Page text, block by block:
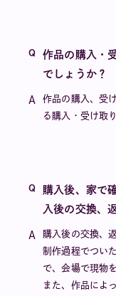
作品の購入・
でしょうか？
作品の購入、受
る購入・受け取
購入後、家で
入後の交換、
購入後の交換、
制作過程でつい
で、会場で現物
また、作品によ